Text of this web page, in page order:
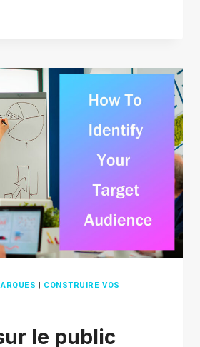
| CONSTRUIRE VOS
le public